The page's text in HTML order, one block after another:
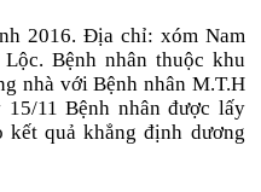
2016. Địa chỉ: xóm Nam
Bệnh nhân thuộc khu
nhà với Bệnh nhân M.T.H
11 Bệnh nhân được lấy
kết quả khẳng định dương